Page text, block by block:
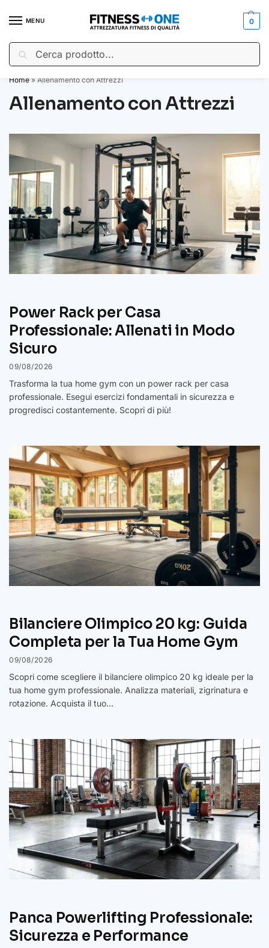
MENU 0
🇮🇹SPEDIZIONE GRATUITA
Home » Allenamento con Attrezzi
Allenamento con Attrezzi
Power Rack per Casa
Professionale: Allenati in Modo
Sicuro
09/08/2026
Trasforma la tua home gym con un power rack per casa
professionale. Esegui esercizi fondamentali in sicurezza e
progredisci costantemente. Scopri di più!
Bilanciere Olimpico 20 kg: Guida
Completa per la Tua Home Gym
09/08/2026
Scopri come scegliere il bilanciere olimpico 20 kg ideale per la
tua home gym professionale. Analizza materiali, zigrinatura e
rotazione. Acquista il tuo…
Panca Powerlifting Professionale:
Sicurezza e Performance